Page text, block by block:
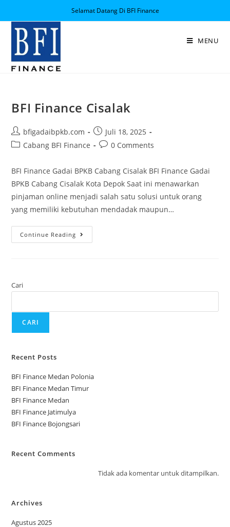
Selamat Datang Di BFI Finance
MENU
BFI Finance Cisalak
bfigadaibpkb.com
Juli 18, 2025
Cabang BFI Finance
0 Comments
BFI Finance Gadai BPKB Cabang Cisalak BFI Finance Gadai
BPKB Cabang Cisalak Kota Depok Saat ini menawarkan
pinjaman online menjadi salah satu solusi untuk orang
yang memiliki kebutuhan mendadak maupun…
Continue Reading
Cari
CARI
Recent Posts
BFI Finance Medan Polonia
BFI Finance Medan Timur
BFI Finance Medan
BFI Finance Jatimulya
BFI Finance Bojongsari
Recent Comments
Tidak ada komentar untuk ditampilkan.
Archives
Agustus 2025